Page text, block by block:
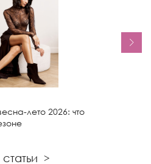
лето 2026: что
>